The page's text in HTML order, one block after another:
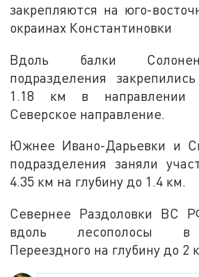
закрепляются на юго-
окраинах Константиновки
Вдоль балки
подразделения
1.18 км в направлении
Северское направление.
Южнее Ивано-Дарьевки и
подразделения заняли
4.35 км на глубину до 1.4 км.
Севернее Раздоловки ВС
вдоль лесополосы в
Переездного на глубину до 2